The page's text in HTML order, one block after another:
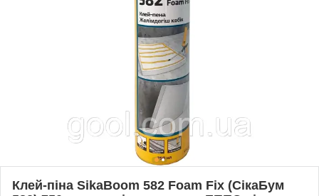
Клей-піна SikaBoom 582 Foam Fix (СікаБум